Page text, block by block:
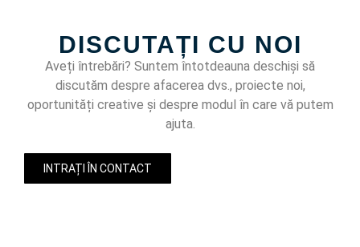
DISCUTAȚI CU NOI
Aveți întrebări? Suntem întotdeauna deschiși să
discutăm despre afacerea dvs., proiecte noi,
oportunități creative și despre modul în care vă putem
ajuta.
INTRAȚI ÎN CONTACT